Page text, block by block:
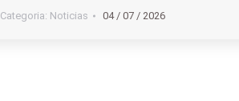
Categoria: Noticias 04 / 07 / 2026